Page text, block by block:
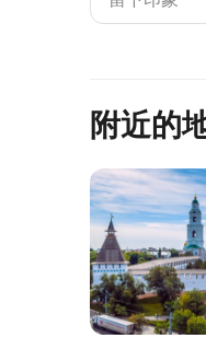
附近的